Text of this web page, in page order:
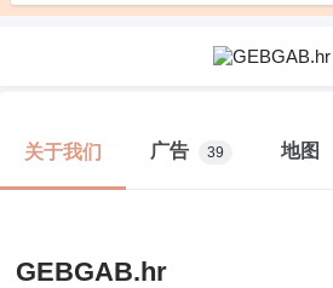
关于我们 广告 39 地图
GEBGAB.hr